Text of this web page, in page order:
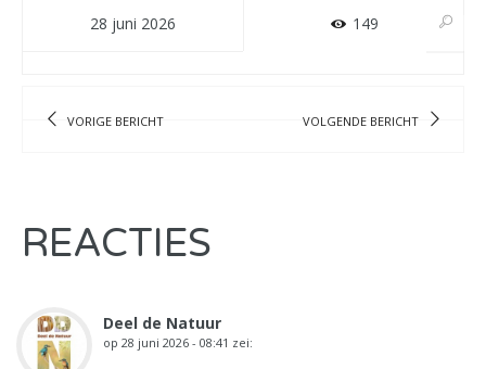
28 juni 2026 149
VORIGE BERICHT VOLGENDE BERICHT
REACTIES
Deel de Natuur
op 28 juni 2026 - 08:41 zei: